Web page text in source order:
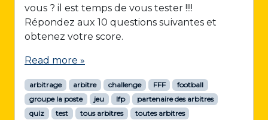
vous ? il est temps de vous tester !!!!
Répondez aux 10 questions suivantes et
obtenez votre score.
Read more »
arbitrage arbitre challenge FFF
football
groupe la poste
jeu lfp
partenaire des arbitres
quiz
test tous arbitres toutes arbitres